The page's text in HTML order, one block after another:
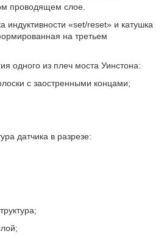
проводящем слое.
индуктивности «set/reset» и катушка
на третьем
одного из плеч моста Уинстона:
с заостренными концами;
датчика в разрезе: